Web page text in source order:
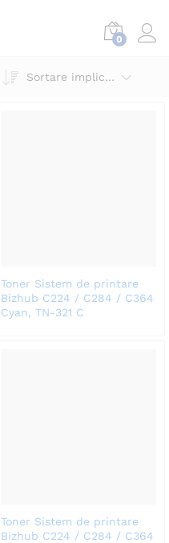
0
Sortare implicită
Toner Sistem de printare
Bizhub C224 / C284 / C364
Cyan, TN-321 C
Toner Sistem de printare
Bizhub C224 / C284 / C364